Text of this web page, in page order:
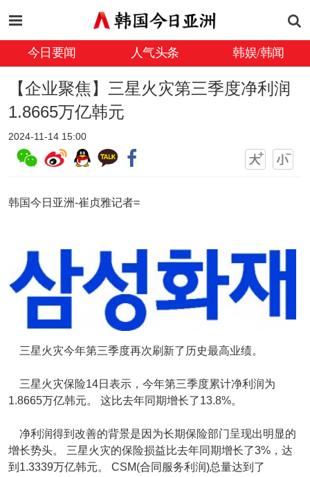
今日要闻 人气头条 韩娱/韩闻
【企业聚焦】三星火灾第三季度净利润
1.8665万亿韩元
2024-11-14 15:00
韩国今日亚洲-崔贞雅记者=
三星火灾今年第三季度再次刷新了历史最高业绩。
三星火灾保险14日表示，今年第三季度累计净利润为
1.8665万亿韩元。 这比去年同期增长了13.8%。
净利润得到改善的背景是因为长期保险部门呈现出明显的
增长势头。 三星火灾的保险损益比去年同期增长了3%，达
到1.3339万亿韩元。 CSM(合同服务利润)总量达到了